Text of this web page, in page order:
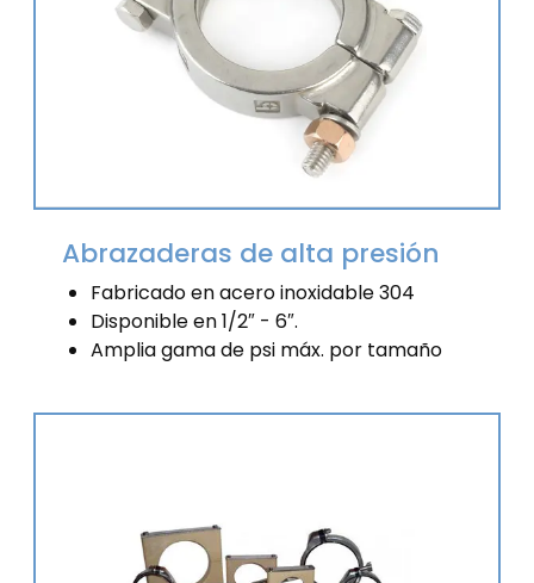
Abrazaderas de alta presión
Fabricado en acero inoxidable 304
Disponible en 1/2″ - 6″.
Amplia gama de psi máx. por tamaño